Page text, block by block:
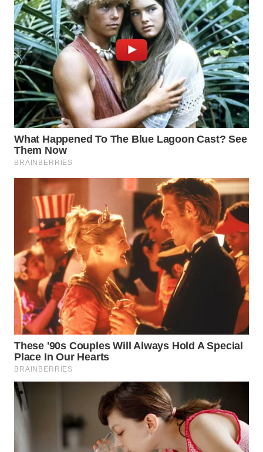
WN
KEPULAUAN
SERIBU
WN
TANGERANG
WN
BINJAI
WN
CIREBON
WN
INDRAMAYU
WN
KUNINGAN
WN
MAJALENGKA
WN
SUBANG
WN
SUKABUMI
PURWAKARTA